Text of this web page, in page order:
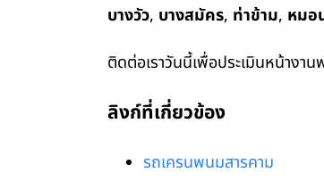
บางวัว, บางสมัคร, ท่าข้าม, หมอ
ติดต่อเราวันนี้เพื่อประเมินหน้างา
ลิงก์ที่เกี่ยวข้อง
รถเครนพนมสารคาม